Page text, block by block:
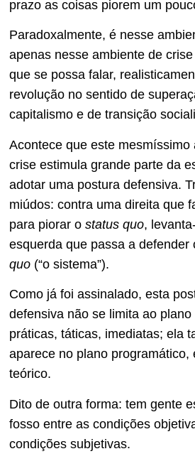
prazo as coisas piorem um
Paradoxalmente, é nesse
apenas nesse ambiente de
que se possa falar,
revolução no sentido de
capitalismo e de transição
Acontece que este mesmíssimo
crise estimula grande parte da
adotar uma postura defensiva.
miúdos: contra uma direita que
para piorar o status quo,
esquerda que passa a defender
quo (“o sistema”).
Como já foi assinalado, esta
defensiva não se limita ao
práticas, táticas, imediatas; ela
aparece no plano programático,
teórico.
Dito de outra forma: tem gente
fosso entre as condições
condições subjetivas.